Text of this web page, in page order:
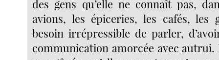
des gens qu’elle ne connaît pas,
avions, les épiceries, les cafés, les
besoin irrépressible de parler,
communication amorcée avec autrui.